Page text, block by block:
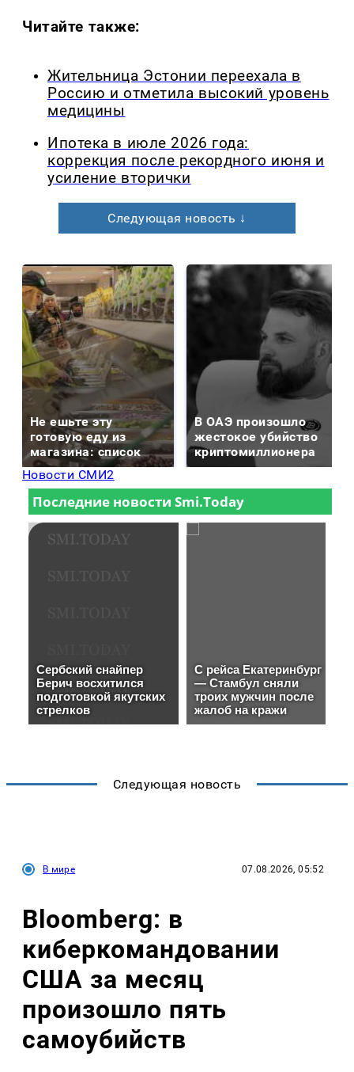
Читайте также:
Жительница Эстонии переехала в
Россию и отметила высокий уровень
медицины
Ипотека в июле 2026 года:
коррекция после рекордного июня и
усиление вторички
Следующая новость ↓
Не ешьте эту
готовую еду из
магазина: список
В ОАЭ произошло
жестокое убийство
криптомиллионера
Новости СМИ2
Следующая новость
В мире 07.08.2026, 05:52
Bloomberg: в
киберкомандовании
США за месяц
произошло пять
самоубийств